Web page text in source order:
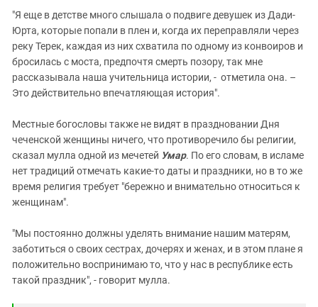
"Я еще в детстве много слышала о подвиге девушек из Дади-
Юрта, которые попали в плен и, когда их переправляли через
реку Терек, каждая из них схватила по одному из конвоиров и
бросилась с моста, предпочтя смерть позору, так мне
рассказывала наша учительница истории, - отметила она. –
Это действительно впечатляющая история".
Местные богословы также не видят в праздновании Дня
чеченской женщины ничего, что противоречило бы религии,
сказал мулла одной из мечетей Умар. По его словам, в исламе
нет традиций отмечать какие-то даты и праздники, но в то же
время религия требует "бережно и внимательно относиться к
женщинам".
"Мы постоянно должны уделять внимание нашим матерям,
заботиться о своих сестрах, дочерях и женах, и в этом плане я
положительно воспринимаю то, что у нас в республике есть
такой праздник", - говорит мулла.